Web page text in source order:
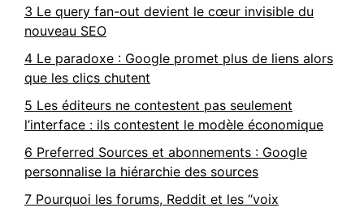
3 Le query fan-out devient le cœur invisible du
nouveau SEO
4 Le paradoxe : Google promet plus de liens alors
que les clics chutent
5 Les éditeurs ne contestent pas seulement
l’interface : ils contestent le modèle économique
6 Preferred Sources et abonnements : Google
personnalise la hiérarchie des sources
7 Pourquoi les forums, Reddit et les “voix